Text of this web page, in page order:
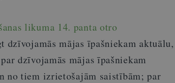
likuma 14. panta otro
dzīvojamās mājas īpašniekam aktuālu,
dzīvojamās mājas īpašniekam
no tiem izrietošajām saistībām; par